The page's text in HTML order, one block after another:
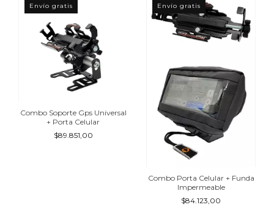
Envío gratis
Combo Soporte Gps Universal
+ Porta Celular
$89.851,00
Envío gratis
Combo Porta Celular + Funda
Impermeable
$84.123,00